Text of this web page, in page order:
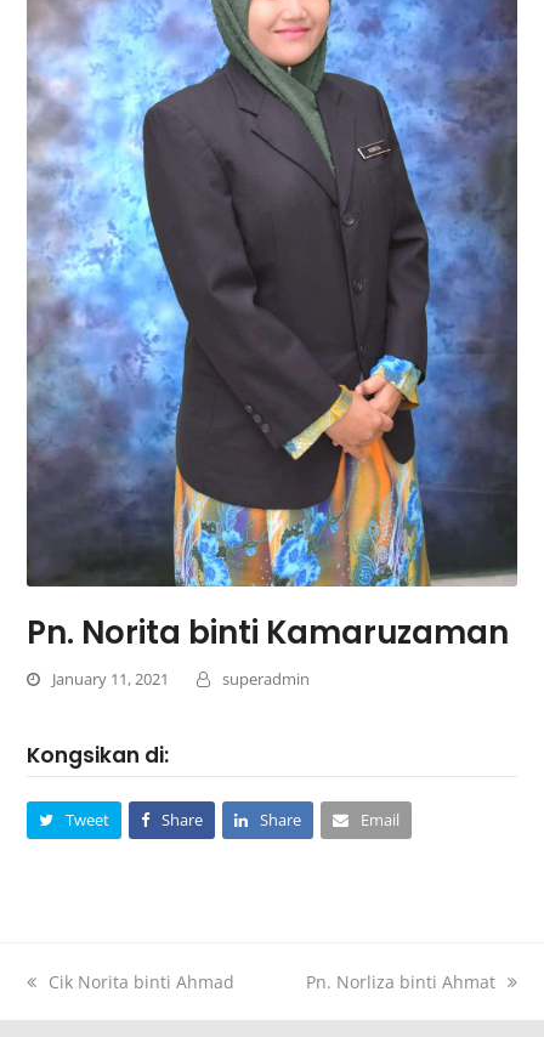
Pn. Norita binti Kamaruzaman
January 11, 2021 superadmin
Kongsikan di:
Tweet Share Share Email
Cik Norita binti Ahmad Pn. Norliza binti Ahmat